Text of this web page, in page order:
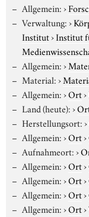
Allgemein:›
Verwaltung:›
Institut›Institut
Allgemein:›
Material:›
Allgemein:›Ort›
Land (heute):›
Herstellungsort:›
Allgemein:›Ort›
Aufnahmeort:›
Allgemein:›Ort›
Allgemein:›Ort›
Allgemein:›Ort›
Allgemein:›Ort›